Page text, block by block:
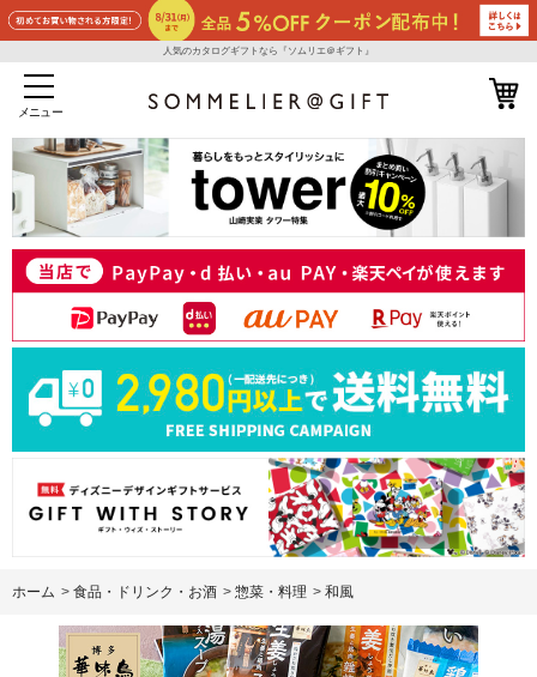
人気のカタログギフトなら『ソムリエ＠ギフト』
メニュー
ホーム > 食品・ドリンク・お酒 > 惣菜・料理 > 和風